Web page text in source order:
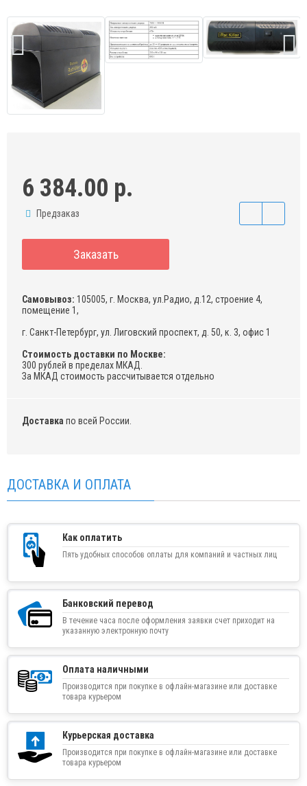
6 384.00 р.
Предзаказ
Заказать
Самовывоз: 105005, г. Москва, ул.Радио, д.12, строение 4,
помещение 1,
г. Санкт-Петербург, ул. Лиговский проспект, д. 50, к. 3, офис 1
Стоимость доставки по Москве:
300 рублей в пределах МКАД.
За МКАД стоимость рассчитывается отдельно
Доставка по всей России.
ДОСТАВКА И ОПЛАТА
Как оплатить
Пять удобных способов оплаты для компаний и частных лиц
Банковский перевод
В течение часа после оформления заявки счет приходит на
указанную электронную почту
Оплата наличными
Производится при покупке в офлайн-магазине или доставке
товара курьером
Курьерская доставка
Производится при покупке в офлайн-магазине или доставке
товара курьером